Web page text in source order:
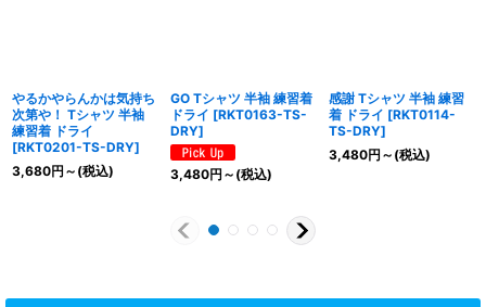
やるかやらんかは気持ち
次第や！ Tシャツ 半袖
練習着 ドライ
[RKT0201-TS-DRY]
3,680円 ～ (税込)
GO Tシャツ 半袖 練習着
ドライ [RKT0163-TS-
DRY]
3,480円 ～ (税込)
感謝 Tシャツ 半袖 練習
着 ドライ [RKT0114-
TS-DRY]
3,480円 ～ (税込)